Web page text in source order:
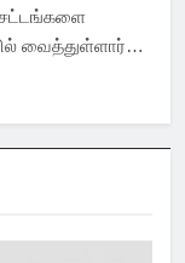
சட்டங்களை
வைத்துள்ளார்…